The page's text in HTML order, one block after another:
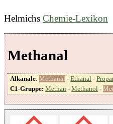
Helmichs Chemie-Lexikon
Methanal
Alkanale:Methanal -Ethanal -
C1-Gruppe:Methan -Methanol -